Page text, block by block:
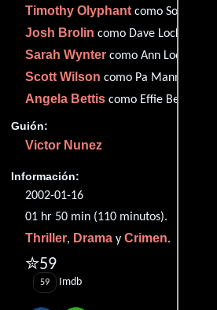
Timothy Olyphantcomo Sonny
Josh Brolin como Dave Lockhart
Sarah Wynter como Ann Lockhart
Scott Wilson como Pa Mann
Angela Bettis como Effie Bender
Guión:
Victor Nunez
Información:
2002-01-16
01 hr 50 min (110 minutos).
Thriller, Drama y Crimen.
✮59
59 Imdb